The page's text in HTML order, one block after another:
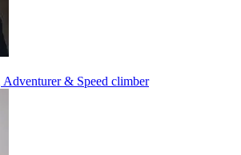
Adventurer & Speed climber